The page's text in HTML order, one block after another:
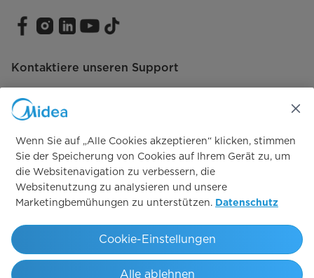
Sicherheit & Reinigung
Verbrauch & Umwelt
Energieverbrauch pro 100 Zyklen
[kWh]
45
Schleuderklasse [A-G]
Innenraum & Zubehör
Kontaktiere unseren Support
Vertrag widerrufen
Vertrag widerrufen
Copyright 2026 Copyright Midea. All rights reserved.
Wenn Sie auf „Alle Cookies akzeptieren“ klicken, stimmen
Sie der Speicherung von Cookies auf Ihrem Gerät zu, um
die Websitenavigation zu verbessern, die
Websitenutzung zu analysieren und unsere
Marketingbemühungen zu unterstützen. Datenschutz
Alle ablehnen
Cookie-Einstellungen